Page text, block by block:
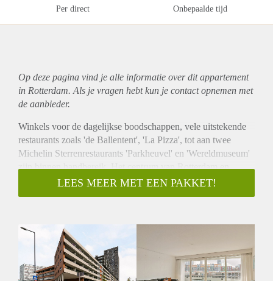
Per direct Onbepaalde tijd
Op deze pagina vind je alle informatie over ditappartement
in Rotterdam. Als je vragen hebt kun je contact opnemen met
de aanbieder.
Winkels voor de dagelijkse boodschappen, vele uitstekende
restaurants zoals 'de Ballentent', 'La Pizza', tot aan twee
Michelin Sterrenrestaurants 'Parkheuvel' en 'Wereldmuseum'
zijn binnen handbereik. Het centrum van Rotterdam en
Centraal Station zijn binnen een paar minuten met de auto,
fiets of openbaar vervoer te bereiken.
de verdieping.
Grote verdiepingshal met entree van het appartement.
Appartement:
Centrale entreehal met fraaie houten vloer in white wash die
LEES MEER MET EEN PAKKET!